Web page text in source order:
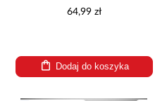
64,99 zł
Dodaj do koszyka